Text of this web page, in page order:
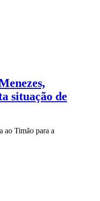
situação de
ao Timão para a